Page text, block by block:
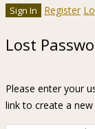
Register
Lost
Please enter your
link to create a